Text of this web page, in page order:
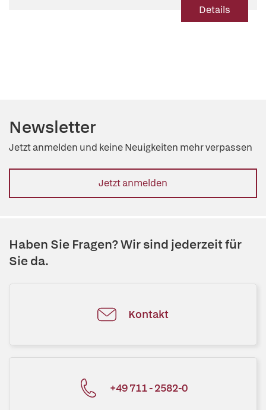
Details
Newsletter
Jetzt anmelden und keine Neuigkeiten mehr verpassen
Jetzt anmelden
Haben Sie Fragen? Wir sind jederzeit für
Sie da.
Kontakt
+49 711 - 2582-0